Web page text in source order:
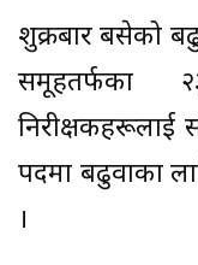
शुक्रबार बसेको
समूहतर्फका
निरीक्षकहरूलाई
पदमा बढुवाका
।